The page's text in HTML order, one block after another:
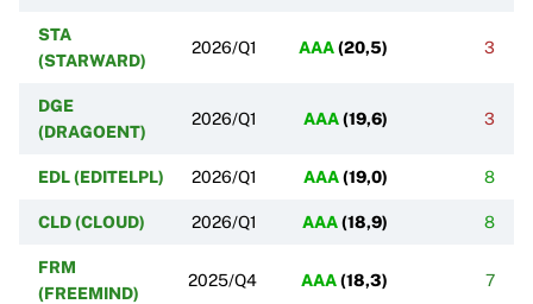
STA
(STARWARD)
2026/Q1 AAA(20,5) 3
DGE
(DRAGOENT)
2026/Q1 AAA(19,6) 3
EDL (EDITELPL) 2026/Q1 AAA(19,0) 8
CLD (CLOUD) 2026/Q1 AAA(18,9) 8
FRM
(FREEMIND)
2025/Q4 AAA(18,3) 7